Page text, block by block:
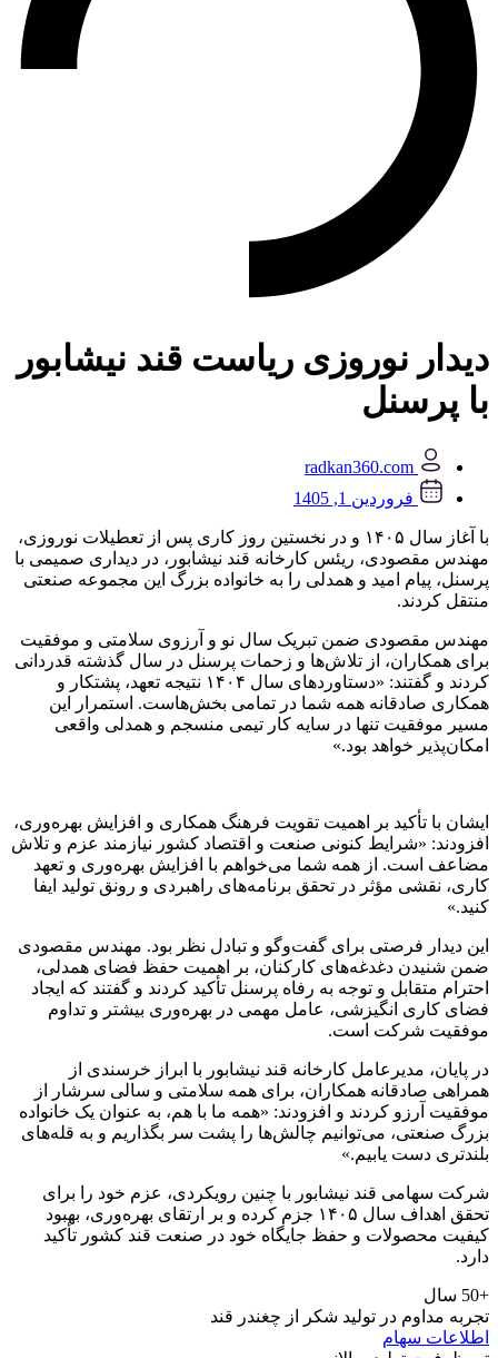
دیدار نوروزی ریاست قند نیشابور
با پرسنل
radkan360.com
فروردین 1, 1405
با آغاز سال ۱۴۰۵ و در نخستین روز کاری پس از تعطیلات نوروزی،
مهندس مقصودی، ریئس کارخانه قند نیشابور، در دیداری صمیمی با
پرسنل، پیام امید و همدلی را به خانواده بزرگ این مجموعه صنعتی
منتقل کردند.
مهندس مقصودی ضمن تبریک سال نو و آرزوی سلامتی و موفقیت
برای همکاران، از تلاش‌ها و زحمات پرسنل در سال گذشته قدردانی
کردند و گفتند: «دستاوردهای سال ۱۴۰۴ نتیجه تعهد، پشتکار و
همکاری صادقانه همه شما در تمامی بخش‌هاست. استمرار این
مسیر موفقیت تنها در سایه کار تیمی منسجم و همدلی واقعی
امکان‌پذیر خواهد بود.»
ایشان با تأکید بر اهمیت تقویت فرهنگ همکاری و افزایش بهره‌وری،
افزودند: «شرایط کنونی صنعت و اقتصاد کشور نیازمند عزم و تلاش
مضاعف است. از همه شما می‌خواهم با افزایش بهره‌وری و تعهد
کاری، نقشی مؤثر در تحقق برنامه‌های راهبردی و رونق تولید ایفا
کنید.»
این دیدار فرصتی برای گفت‌وگو و تبادل نظر بود. مهندس مقصودی
ضمن شنیدن دغدغه‌های کارکنان، بر اهمیت حفظ فضای همدلی،
احترام متقابل و توجه به رفاه پرسنل تأکید کردند و گفتند که ایجاد
فضای کاری انگیزشی، عامل مهمی در بهره‌وری بیشتر و تداوم
موفقیت شرکت است.
در پایان، مدیرعامل کارخانه قند نیشابور با ابراز خرسندی از
همراهی صادقانه همکاران، برای همه سلامتی و سالی سرشار از
موفقیت آرزو کردند و افزودند: «همه ما با هم، به عنوان یک خانواده
بزرگ صنعتی، می‌توانیم چالش‌ها را پشت سر بگذاریم و به قله‌های
بلندتری دست یابیم.»
شرکت سهامی قند نیشابور با چنین رویکردی، عزم خود را برای
تحقق اهداف سال ۱۴۰۵ جزم کرده و بر ارتقای بهره‌وری، بهبود
کیفیت محصولات و حفظ جایگاه خود در صنعت قند کشور تأکید
دارد.
+50 سال
تجربه مداوم در تولید شکر از چغندر قند
اطلاعات سهام